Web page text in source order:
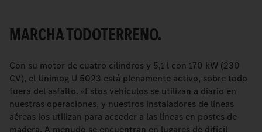
MARCHA TODOTERRENO.
Con su motor de cuatro cilindros y 5,1 l con 170 kW (230
CV), el Unimog U 5023 está plenamente activo, sobre todo
fuera del asfalto. «Estos vehículos se utilizan a diario en
nuestras operaciones, y nuestros instaladores de líneas
aéreas los utilizan para acceder a las líneas en postes de
madera. A menudo se encuentran en lugares de difícil